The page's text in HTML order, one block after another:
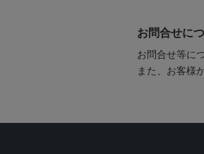
お問合せに
お問合せ等に
また、お客様